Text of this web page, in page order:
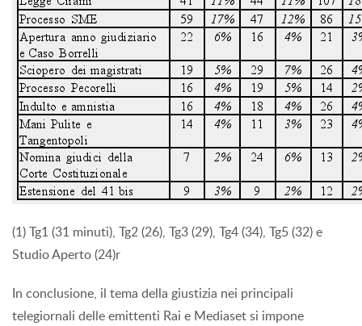
(1) Tg1 (31 minuti), Tg2 (26), Tg3 (29), Tg4 (34), Tg5 (32) e
Studio Aperto (24)r
In conclusione, il tema della giustizia nei principali
telegiornali delle emittenti Rai e Mediaset si impone